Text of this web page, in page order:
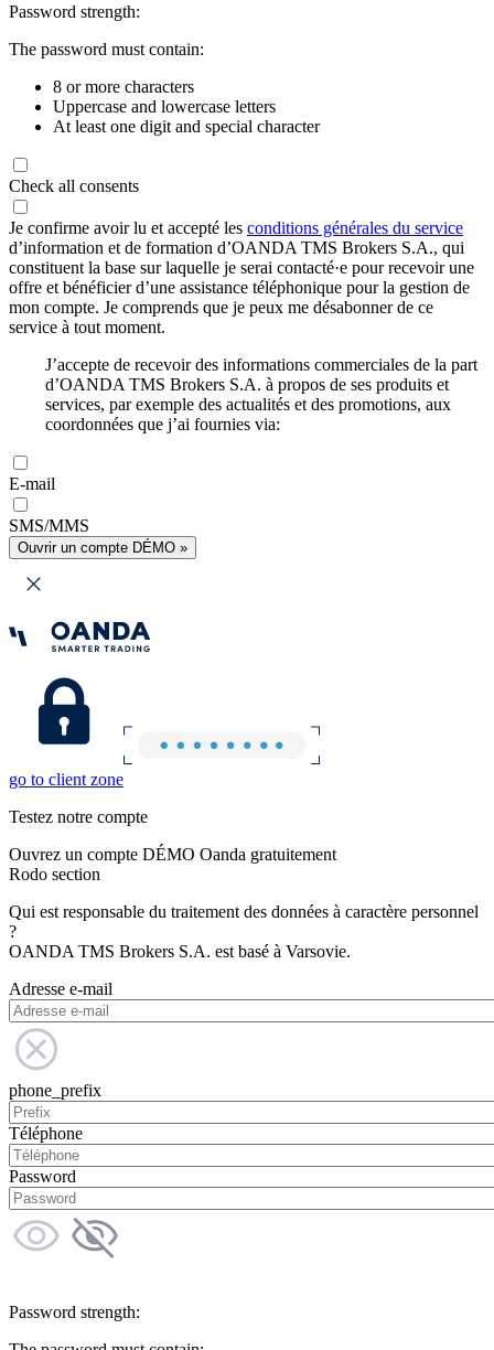
Password strength:
The password must contain:
8 or more characters
Uppercase and lowercase letters
At least one digit and special character
Check all consents
Je confirme avoir lu et accepté les conditions générales du service
d’information et de formation d’OANDA TMS Brokers S.A., qui
constituent la base sur laquelle je serai contacté·e pour recevoir une
offre et bénéficier d’une assistance téléphonique pour la gestion de
mon compte. Je comprends que je peux me désabonner de ce
service à tout moment.
J’accepte de recevoir des informations commerciales de la part
d’OANDA TMS Brokers S.A. à propos de ses produits et
services, par exemple des actualités et des promotions, aux
coordonnées que j’ai fournies via:
E-mail
SMS/MMS
Ouvrir un compte DÉMO »
go to client zone
Testez notre compte
Ouvrez un compte DÉMO Oanda gratuitement
Rodo section
Qui est responsable du traitement des données à caractère personnel
?
OANDA TMS Brokers S.A. est basé à Varsovie.
Adresse e-mail
phone_prefix
Téléphone
Password
Password strength: